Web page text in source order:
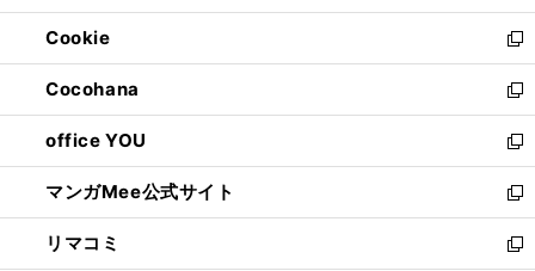
開
く
ウ
で
開
く
ン
ド
ウ
で
開
く
ウ
ィ
ン
ド
ウ
で
開
く
Cookie
新
し
い
ウ
ィ
ン
ド
ウ
で
Cocohana
新
し
い
ウ
ィ
ン
ド
office YOU
新
し
い
ウ
ィ
マンガMee公式サイト
新
し
い
リマコミ
新